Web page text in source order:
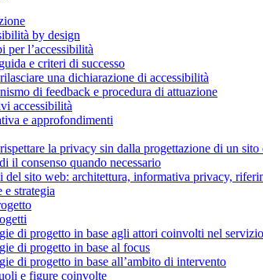
by design
per l’accessibilità
e criteri di successo
una dichiarazione di accessibilità
di feedback e procedura di attuazione
accessibilità
e approfondimenti
la privacy sin dalla progettazione di un
il consenso quando necessario
del sito web: architettura, informativa privacy,
strategia
di progetto in base agli attori coinvolti nel servizio
di progetto in base al focus
di progetto in base all’ambito di intervento
e figure coinvolte